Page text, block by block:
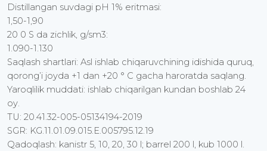
Distillangan suvdagi pH 1% eritmasi:
1,50-1,90
20 0 S da zichlik, g/sm3:
1.090-1.130
Saqlash shartlari: Asl ishlab chiqaruvchining idishida quruq,
qorong’i joyda +1 dan +20 ° C gacha haroratda saqlang.
Yaroqlilik muddati: ishlab chiqarilgan kundan boshlab 24
oy.
TU: 20.41.32-005-05134194-2019
SGR: KG.11.01.09.015.E.005795.12.19
Qadoqlash: kanistr 5, 10, 20, 30 l; barrel 200 l, kub 1000 l.